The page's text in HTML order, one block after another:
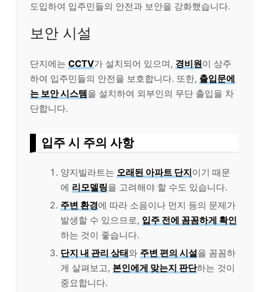
도입하여 입주민들의 안전과 보안을 강화했습니다.
보안 시설
단지에는 CCTV가 설치되어 있으며, 경비원이 상주
하여 입주민들의 안전을 보호합니다. 또한, 출입문에
는 보안 시스템을 설치하여 외부인의 무단 출입을 차
단합니다.
입주 시 주의 사항
양지빌라트는 오래된 아파트 단지이기 때문
에 리모델링을 고려해야 할 수도 있습니다.
주변 환경에 따라 소음이나 먼지 등의 문제가
발생할 수 있으므로, 입주 전에 꼼꼼하게 확인
하는 것이 좋습니다.
단지 내 관리 상태와 주변 편의 시설을 꼼꼼하
게 살펴보고, 본인에게 맞는지 판단하는 것이
중요합니다.